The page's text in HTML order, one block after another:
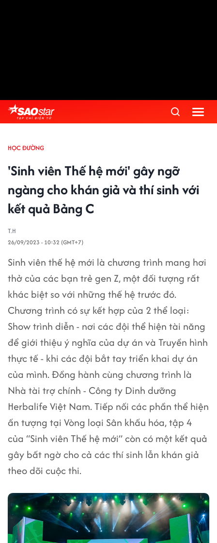
HỌC ĐƯỜNG
'Sinh viên Thế hệ mới' gây ngỡ
ngàng cho khán giả và thí sinh với
kết quả Bảng C
T.H
26/09/2023 - 10:32 (GMT+7)
Sinh viên thế hệ mới là chương trình mang hơi
thở của các bạn trẻ gen Z, một đối tượng rất
khác biệt so với những thế hệ trước đó.
Chương trình có sự kết hợp của 2 thể loại:
Show trình diễn - nơi các đội thể hiện tài năng
để giới thiệu ý nghĩa của dự án và Truyền hình
thực tế - khi các đội bắt tay triển khai dự án
của mình. Đồng hành cùng chương trình là
Nhà tài trợ chính - Công ty Dinh dưỡng
Herbalife Việt Nam. Tiếp nối các phần thể hiện
ấn tượng tại Vòng loại Sân khấu hóa, tập 4
của “Sinh viên Thế hệ mới” còn có một kết quả
gây bất ngờ cho cả các thí sinh lẫn khán giả
theo dõi cuộc thi.